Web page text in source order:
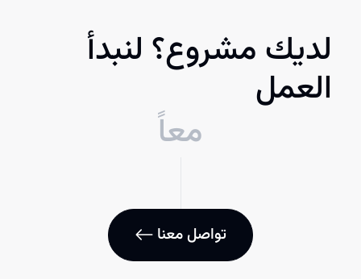
لديك مشروع؟ لنبدأ
العمل
معاً
تواصل معنا